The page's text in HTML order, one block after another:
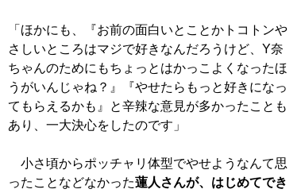
「ほかにも、『お前の面白いとことかトコトンや
さしいところはマジで好きなんだろうけど、Y奈
ちゃんのためにもちょっとはかっこよくなったほ
うがいんじゃね？』『やせたらもっと好きになっ
てもらえるかも』と辛辣な意見が多かったことも
あり、一大決心をしたのです」
小さ頃からポッチャリ体型でやせようなんて思
ったことなどなかった蓮人さんが、はじめてでき